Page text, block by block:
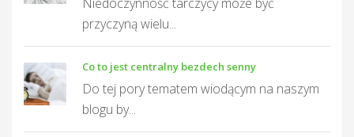
przyczyną wielu...
Co to jest centralny bezdech senny
Do tej pory tematem wiodącym na naszym
blogu by...